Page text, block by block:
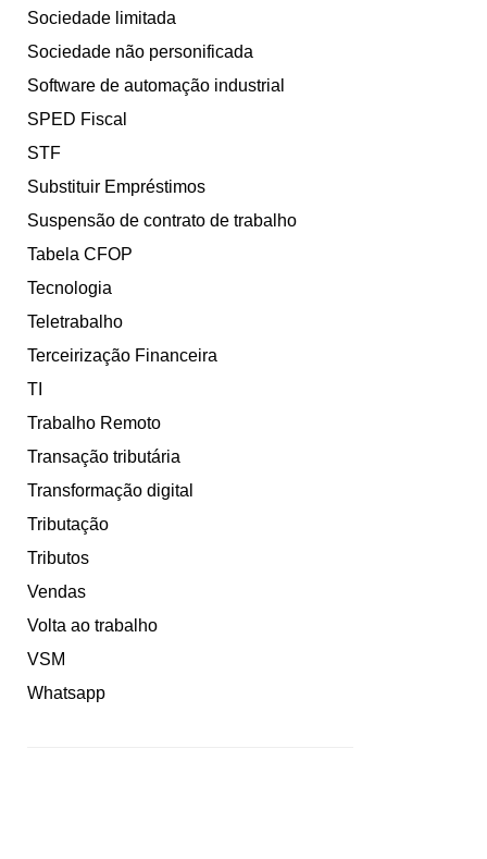
Sociedade limitada
Sociedade não personificada
Software de automação industrial
SPED Fiscal
STF
Substituir Empréstimos
Suspensão de contrato de trabalho
Tabela CFOP
Tecnologia
Teletrabalho
Terceirização Financeira
TI
Trabalho Remoto
Transação tributária
Transformação digital
Tributação
Tributos
Vendas
Volta ao trabalho
VSM
Whatsapp